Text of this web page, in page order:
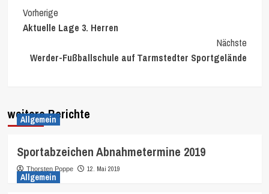
Continue
Reading
Vorherige
Aktuelle Lage 3. Herren
Nächste
Werder-Fußballschule auf Tarmstedter Sportgelände
weitere Berichte
Allgemein
Sportabzeichen Abnahmetermine 2019
Thorsten Poppe 12. Mai 2019
Allgemein